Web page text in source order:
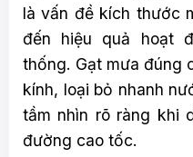
là vấn đề kích thước
đến hiệu quả hoạt
thống. Gạt mưa đúng
kính, loại bỏ nhanh
tầm nhìn rõ ràng khi
đường cao tốc.